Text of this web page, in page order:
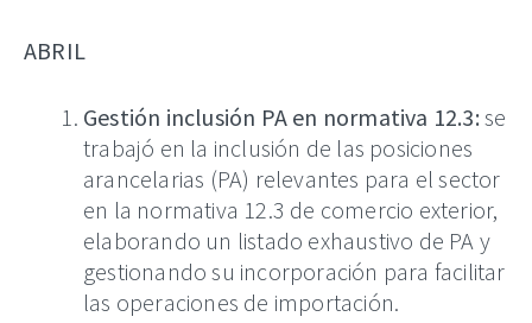
ABRIL
Gestión inclusión PA en normativa 12.3: se
trabajó en la inclusión de las posiciones
arancelarias (PA) relevantes para el sector
en la normativa 12.3 de comercio exterior,
elaborando un listado exhaustivo de PA y
gestionando su incorporación para facilitar
las operaciones de importación.